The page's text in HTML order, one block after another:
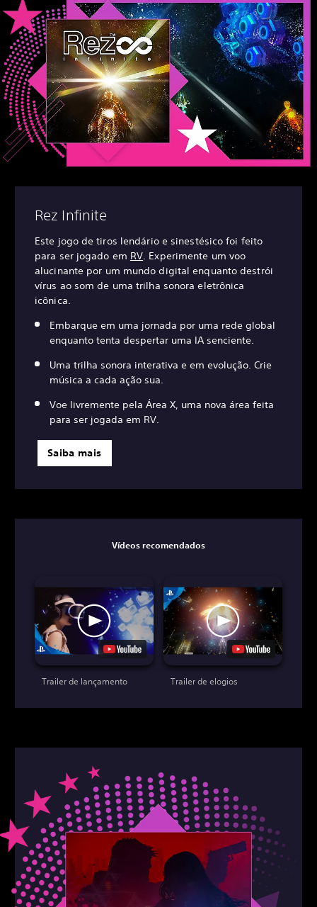
Rez Infinite
Este jogo de tiros lendário e sinestésico foi feito
para ser jogado em RV. Experimente um voo
alucinante por um mundo digital enquanto destrói
vírus ao som de uma trilha sonora eletrônica
icônica.
Embarque em uma jornada por uma rede global
enquanto tenta despertar uma IA senciente.
Uma trilha sonora interativa e em evolução. Crie
música a cada ação sua.
Voe livremente pela Área X, uma nova área feita
para ser jogada em RV.
Saiba mais
Vídeos recomendados
Trailer de lançamento Trailer de elogios